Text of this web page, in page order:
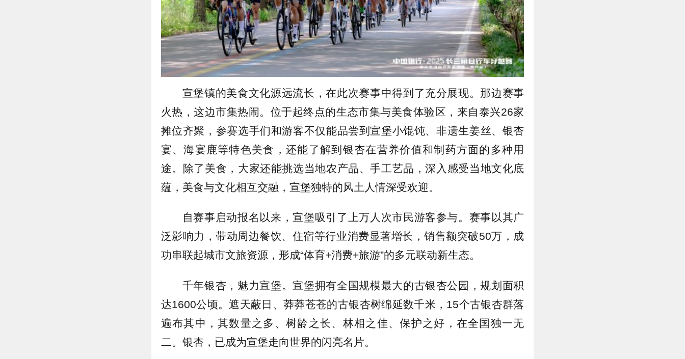
宣堡镇的美食文化源远流长，在此次赛事中得到了充分展现。那边赛事
火热，这边市集热闹。位于起终点的生态市集与美食体验区，来自泰兴26家
摊位齐聚，参赛选手们和游客不仅能品尝到宣堡小馄饨、非遗生姜丝、银杏
宴、海宴鹿等特色美食，还能了解到银杏在营养价值和制药方面的多种用
途。除了美食，大家还能挑选当地农产品、手工艺品，深入感受当地文化底
蕴，美食与文化相互交融，宣堡独特的风土人情深受欢迎。
自赛事启动报名以来，宣堡吸引了上万人次市民游客参与。赛事以其广
泛影响力，带动周边餐饮、住宿等行业消费显著增长，销售额突破50万，成
功串联起城市文旅资源，形成“体育+消费+旅游”的多元联动新生态。
千年银杏，魅力宣堡。宣堡拥有全国规模最大的古银杏公园，规划面积
达1600公顷。遮天蔽日、莽莽苍苍的古银杏树绵延数千米，15个古银杏群落
遍布其中，其数量之多、树龄之长、林相之佳、保护之好，在全国独一无
二。银杏，已成为宣堡走向世界的闪亮名片。